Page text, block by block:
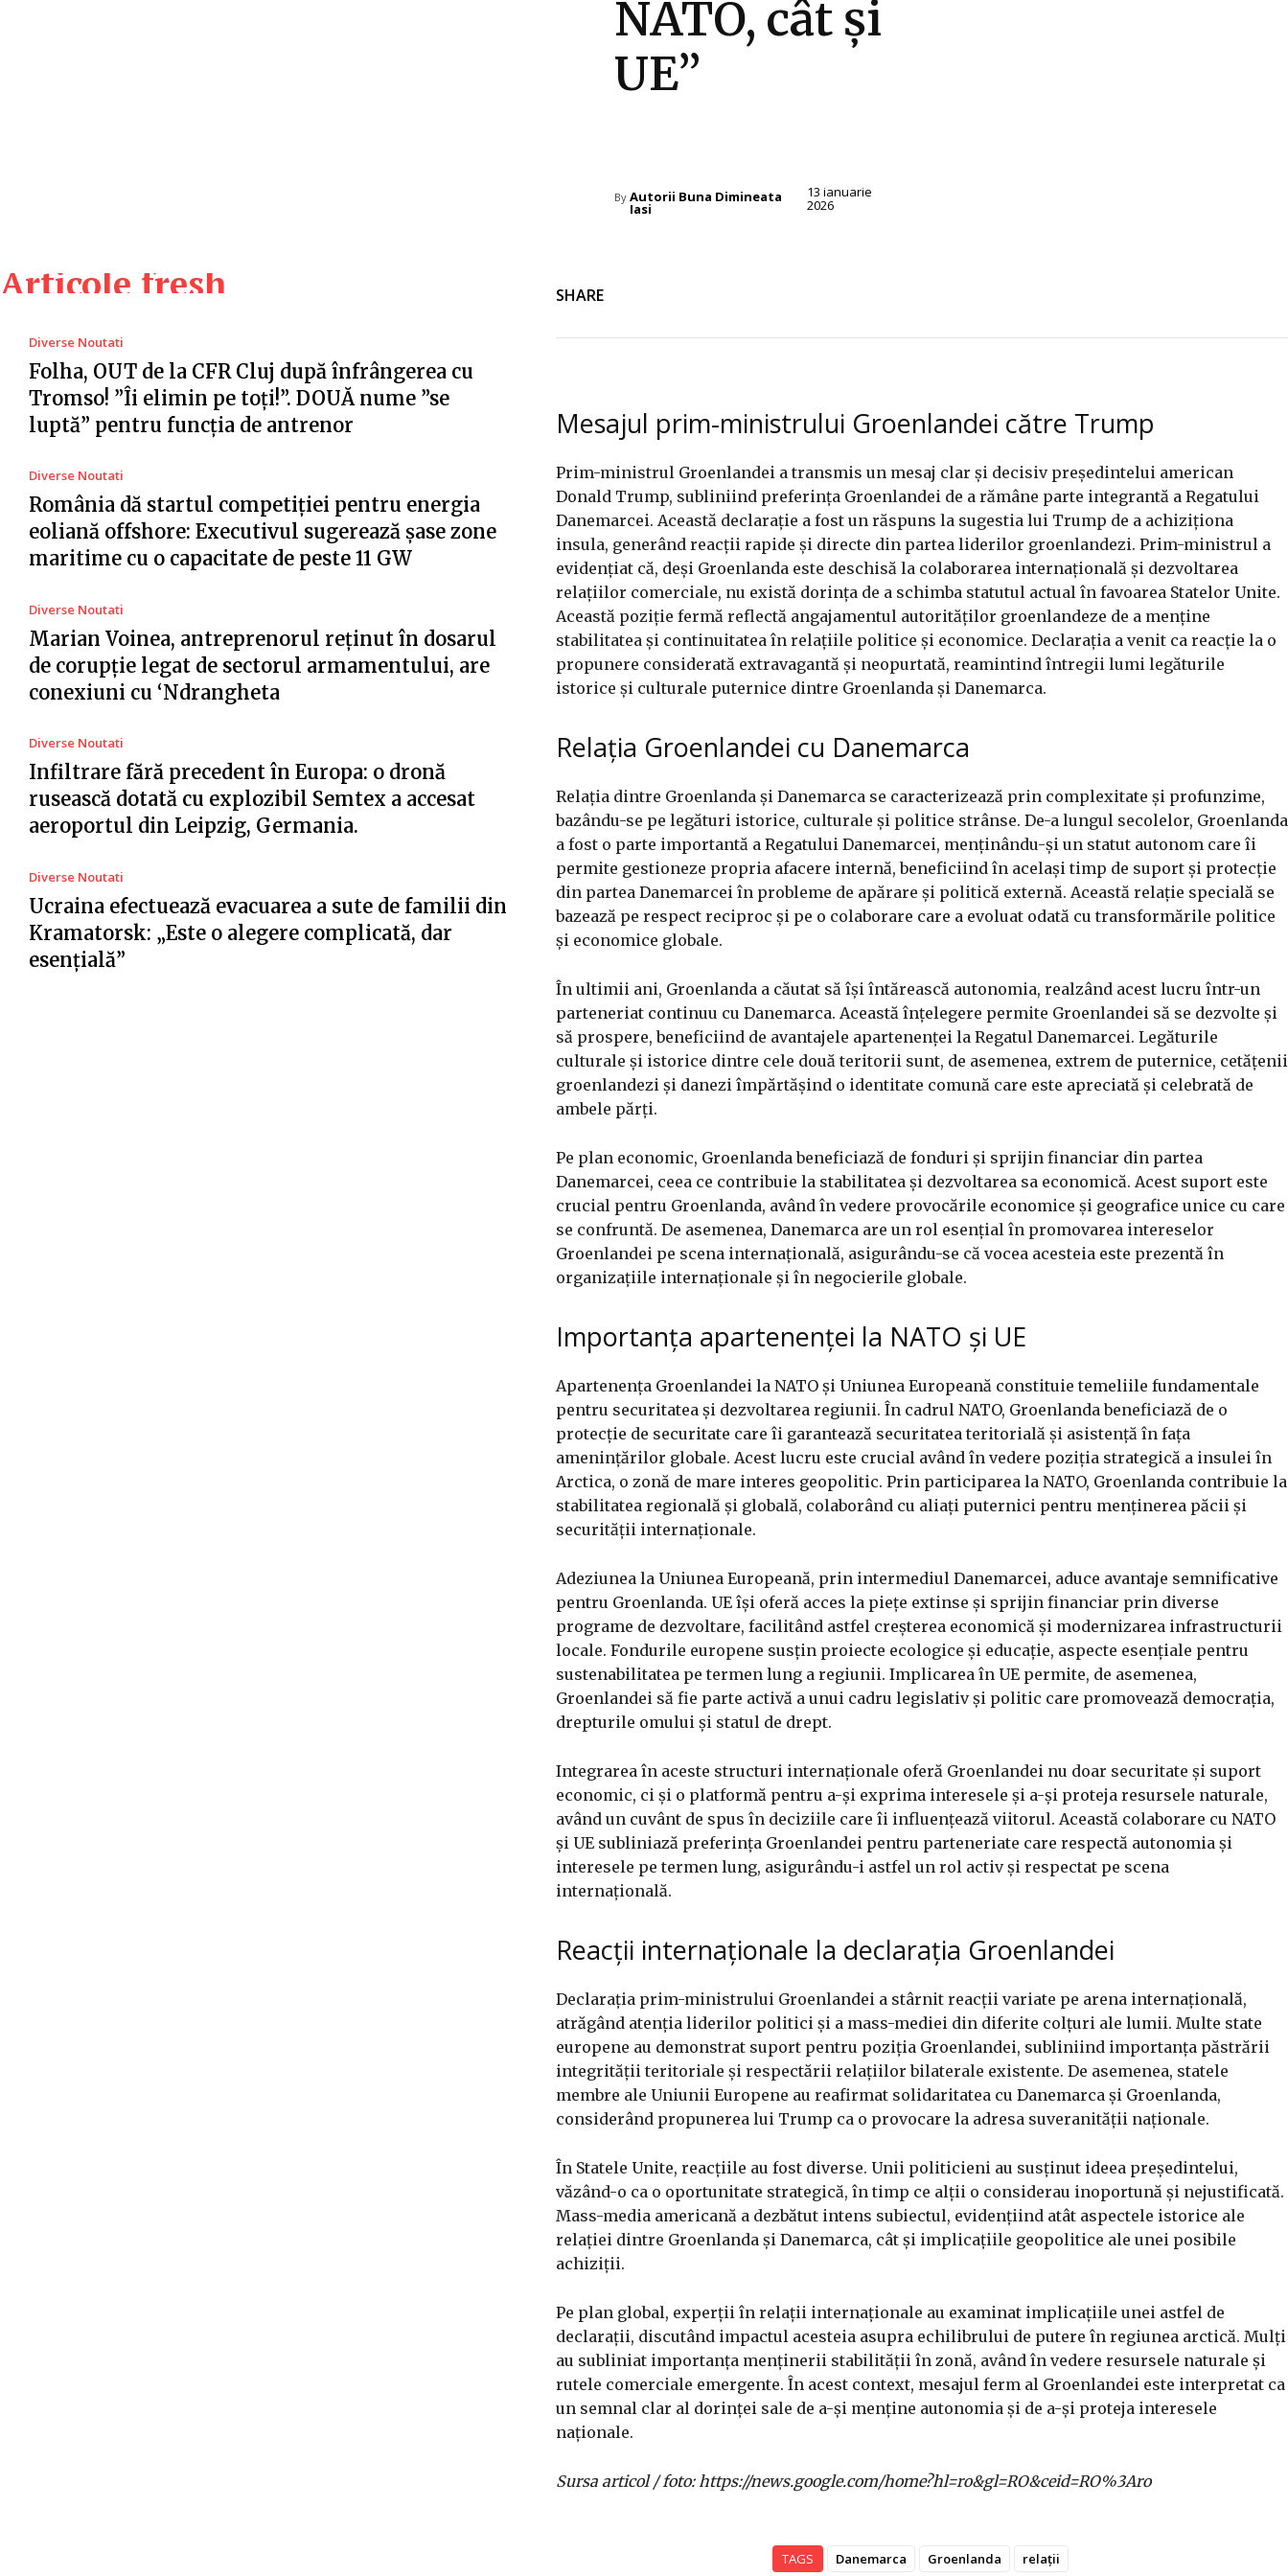
NATO, cât și
UE”
By Autorii Buna Dimineata
Iasi
13 ianuarie
2026
Articole fresh
Diverse Noutati
Folha, OUT de la CFR Cluj după înfrângerea cu
Tromso! ”Îi elimin pe toți!”. DOUĂ nume ”se
luptă” pentru funcția de antrenor
Diverse Noutati
România dă startul competiției pentru energia
eoliană offshore: Executivul sugerează șase zone
maritime cu o capacitate de peste 11 GW
Diverse Noutati
Marian Voinea, antreprenorul reținut în dosarul
de corupție legat de sectorul armamentului, are
conexiuni cu ‘Ndrangheta
Diverse Noutati
Infiltrare fără precedent în Europa: o dronă
rusească dotată cu explozibil Semtex a accesat
aeroportul din Leipzig, Germania.
Diverse Noutati
Ucraina efectuează evacuarea a sute de familii din
Kramatorsk: „Este o alegere complicată, dar
esențială”
SHARE
Mesajul prim-ministrului Groenlandei către Trump
Prim-ministrul Groenlandei a transmis un mesaj clar și decisiv președintelui american
Donald Trump, subliniind preferința Groenlandei de a rămâne parte integrantă a Regatului
Danemarcei. Această declarație a fost un răspuns la sugestia lui Trump de a achiziționa
insula, generând reacții rapide și directe din partea liderilor groenlandezi. Prim-ministrul a
evidențiat că, deși Groenlanda este deschisă la colaborarea internațională și dezvoltarea
relațiilor comerciale, nu există dorința de a schimba statutul actual în favoarea Statelor Unite.
Această poziție fermă reflectă angajamentul autorităților groenlandeze de a menține
stabilitatea și continuitatea în relațiile politice și economice. Declarația a venit ca reacție la o
propunere considerată extravagantă și neopurtată, reamintind întregii lumi legăturile
istorice și culturale puternice dintre Groenlanda și Danemarca.
Relația Groenlandei cu Danemarca
Relația dintre Groenlanda și Danemarca se caracterizează prin complexitate și profunzime,
bazându-se pe legături istorice, culturale și politice strânse. De-a lungul secolelor, Groenlanda
a fost o parte importantă a Regatului Danemarcei, menținându-și un statut autonom care îi
permite gestioneze propria afacere internă, beneficiind în același timp de suport și protecție
din partea Danemarcei în probleme de apărare și politică externă. Această relație specială se
bazează pe respect reciproc și pe o colaborare care a evoluat odată cu transformările politice
și economice globale.
În ultimii ani, Groenlanda a căutat să își întărească autonomia, realzând acest lucru într-un
parteneriat continuu cu Danemarca. Această înțelegere permite Groenlandei să se dezvolte și
să prospere, beneficiind de avantajele apartenenței la Regatul Danemarcei. Legăturile
culturale și istorice dintre cele două teritorii sunt, de asemenea, extrem de puternice, cetățenii
groenlandezi și danezi împărtășind o identitate comună care este apreciată și celebrată de
ambele părți.
Pe plan economic, Groenlanda beneficiază de fonduri și sprijin financiar din partea
Danemarcei, ceea ce contribuie la stabilitatea și dezvoltarea sa economică. Acest suport este
crucial pentru Groenlanda, având în vedere provocările economice și geografice unice cu care
se confruntă. De asemenea, Danemarca are un rol esențial în promovarea intereselor
Groenlandei pe scena internațională, asigurându-se că vocea acesteia este prezentă în
organizațiile internaționale și în negocierile globale.
Importanța apartenenței la NATO și UE
Apartenența Groenlandei la NATO și Uniunea Europeană constituie temeliile fundamentale
pentru securitatea și dezvoltarea regiunii. În cadrul NATO, Groenlanda beneficiază de o
protecție de securitate care îi garantează securitatea teritorială și asistență în fața
amenințărilor globale. Acest lucru este crucial având în vedere poziția strategică a insulei în
Arctica, o zonă de mare interes geopolitic. Prin participarea la NATO, Groenlanda contribuie la
stabilitatea regională și globală, colaborând cu aliați puternici pentru menținerea păcii și
securității internaționale.
Adeziunea la Uniunea Europeană, prin intermediul Danemarcei, aduce avantaje semnificative
pentru Groenlanda. UE își oferă acces la piețe extinse și sprijin financiar prin diverse
programe de dezvoltare, facilitând astfel creșterea economică și modernizarea infrastructurii
locale. Fondurile europene susțin proiecte ecologice și educație, aspecte esențiale pentru
sustenabilitatea pe termen lung a regiunii. Implicarea în UE permite, de asemenea,
Groenlandei să fie parte activă a unui cadru legislativ și politic care promovează democrația,
drepturile omului și statul de drept.
Integrarea în aceste structuri internaționale oferă Groenlandei nu doar securitate și suport
economic, ci și o platformă pentru a-și exprima interesele și a-și proteja resursele naturale,
având un cuvânt de spus în deciziile care îi influențează viitorul. Această colaborare cu NATO
și UE subliniază preferința Groenlandei pentru parteneriate care respectă autonomia și
interesele pe termen lung, asigurându-i astfel un rol activ și respectat pe scena
internațională.
Reacții internaționale la declarația Groenlandei
Declarația prim-ministrului Groenlandei a stârnit reacții variate pe arena internațională,
atrăgând atenția liderilor politici și a mass-mediei din diferite colțuri ale lumii. Multe state
europene au demonstrat suport pentru poziția Groenlandei, subliniind importanța păstrării
integrității teritoriale și respectării relațiilor bilaterale existente. De asemenea, statele
membre ale Uniunii Europene au reafirmat solidaritatea cu Danemarca și Groenlanda,
considerând propunerea lui Trump ca o provocare la adresa suveranității naționale.
În Statele Unite, reacțiile au fost diverse. Unii politicieni au susținut ideea președintelui,
văzând-o ca o oportunitate strategică, în timp ce alții o considerau inoportună și nejustificată.
Mass-media americană a dezbătut intens subiectul, evidențiind atât aspectele istorice ale
relației dintre Groenlanda și Danemarca, cât și implicațiile geopolitice ale unei posibile
achiziții.
Pe plan global, experții în relații internaționale au examinat implicațiile unei astfel de
declarații, discutând impactul acesteia asupra echilibrului de putere în regiunea arctică. Mulți
au subliniat importanța menținerii stabilității în zonă, având în vedere resursele naturale și
rutele comerciale emergente. În acest context, mesajul ferm al Groenlandei este interpretat ca
un semnal clar al dorinței sale de a-și menține autonomia și de a-și proteja interesele
naționale.
Sursa articol / foto: https://news.google.com/home?hl=ro&gl=RO&ceid=RO%3Aro
TAGS Danemarca Groenlanda relații